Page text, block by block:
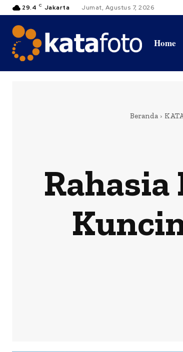
29.4 C Jakarta Jumat, Agustus 7, 2026
Home
Beranda